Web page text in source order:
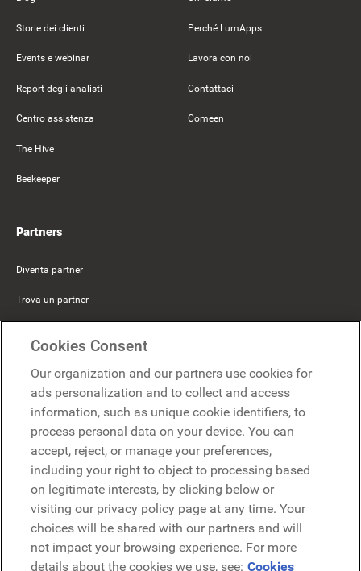
Storie dei clienti
Events e webinar
Report degli analisti
Centro assistenza
The Hive
Beekeeper
Perché LumApps
Lavora con noi
Contattaci
Comeen
Partners
Diventa partner
Trova un partner
Microsoft
Richiedi una demo
Richiedi una demo
Contattaci
Contattaci
Cookies Consent
Our organization and our partners use cookies for
ads personalization and to collect and access
information, such as unique cookie identifiers, to
process personal data on your device. You can
accept, reject, or manage your preferences,
including your right to object to processing based
on legitimate interests, by clicking below or
visiting our privacy policy page at any time. Your
choices will be shared with our partners and will
not impact your browsing experience. For more
details about the cookies we use, see: Cookies